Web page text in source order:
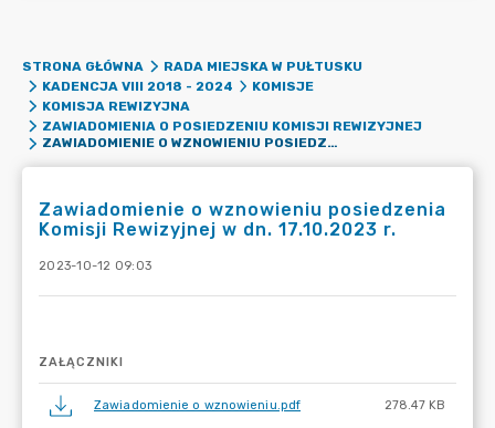
STRONA GŁÓWNA
RADA MIEJSKA W PUŁTUSKU
KADENCJA VIII 2018 - 2024
KOMISJE
KOMISJA REWIZYJNA
ZAWIADOMIENIA O POSIEDZENIU KOMISJI REWIZYJNEJ
ZAWIADOMIENIE O WZNOWIENIU POSIEDZENIA KOMISJI REWIZYJNEJ W DN. 17.10.2023 R.
Zawiadomienie o wznowieniu posiedzenia
Komisji Rewizyjnej w dn. 17.10.2023 r.
2023-10-12 09:03
ZAŁĄCZNIKI
Zawiadomienie o wznowieniu.pdf 278.47 KB